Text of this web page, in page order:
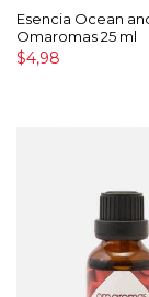
Esencia Ocean
Omaromas 25 ml
$4,98